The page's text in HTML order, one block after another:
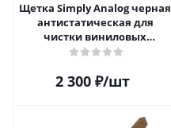
Щетка Simply Analog черная
антистатическая для
чистки виниловых
пластинок
2 300₽/шт